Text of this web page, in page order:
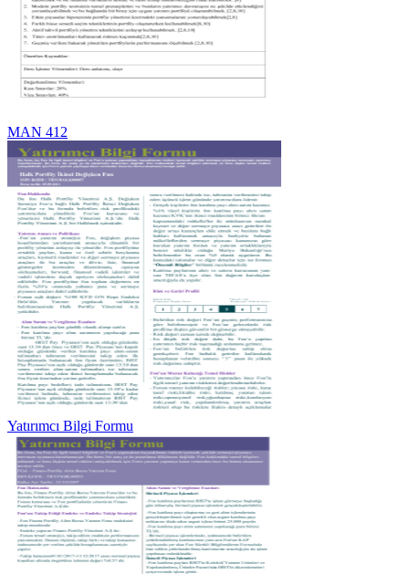
MAN 412
Yatırımcı Bilgi Formu